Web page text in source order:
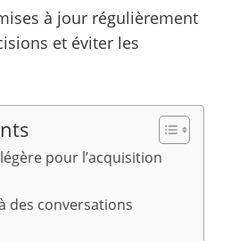
à jour régulièrement
et éviter les
pour l’acquisition
des conversations